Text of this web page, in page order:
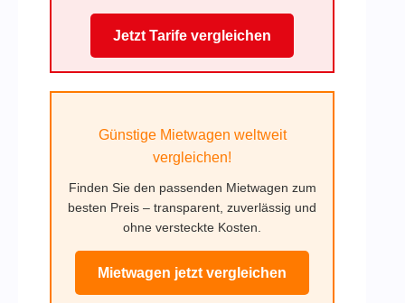
Jetzt Tarife vergleichen
Günstige Mietwagen weltweit
vergleichen!
Finden Sie den passenden Mietwagen zum
besten Preis – transparent, zuverlässig und
ohne versteckte Kosten.
Mietwagen jetzt vergleichen